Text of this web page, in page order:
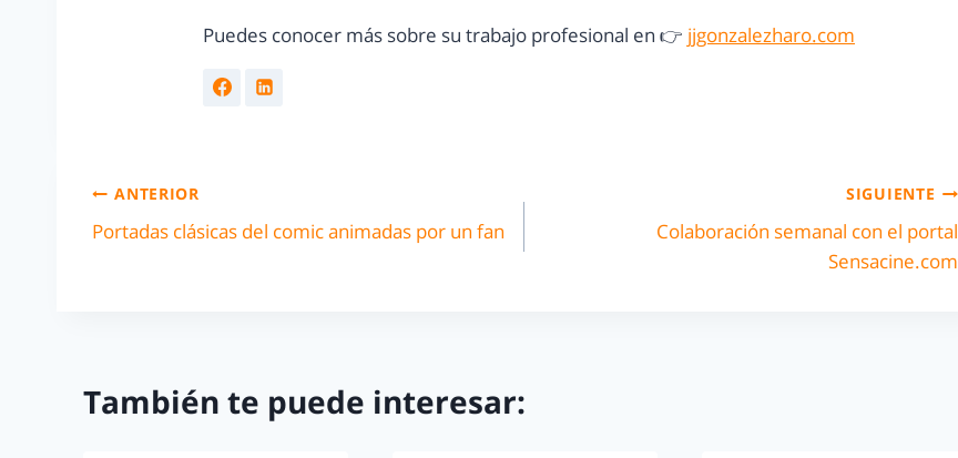
Puedes conocer más sobre su trabajo profesional en 👉 jjgonzalezharo.com
ANTERIOR
Portadas clásicas del comic animadas por un fan
SIGUIENTE
Colaboración semanal con el portal
Sensacine.com
También te puede interesar: